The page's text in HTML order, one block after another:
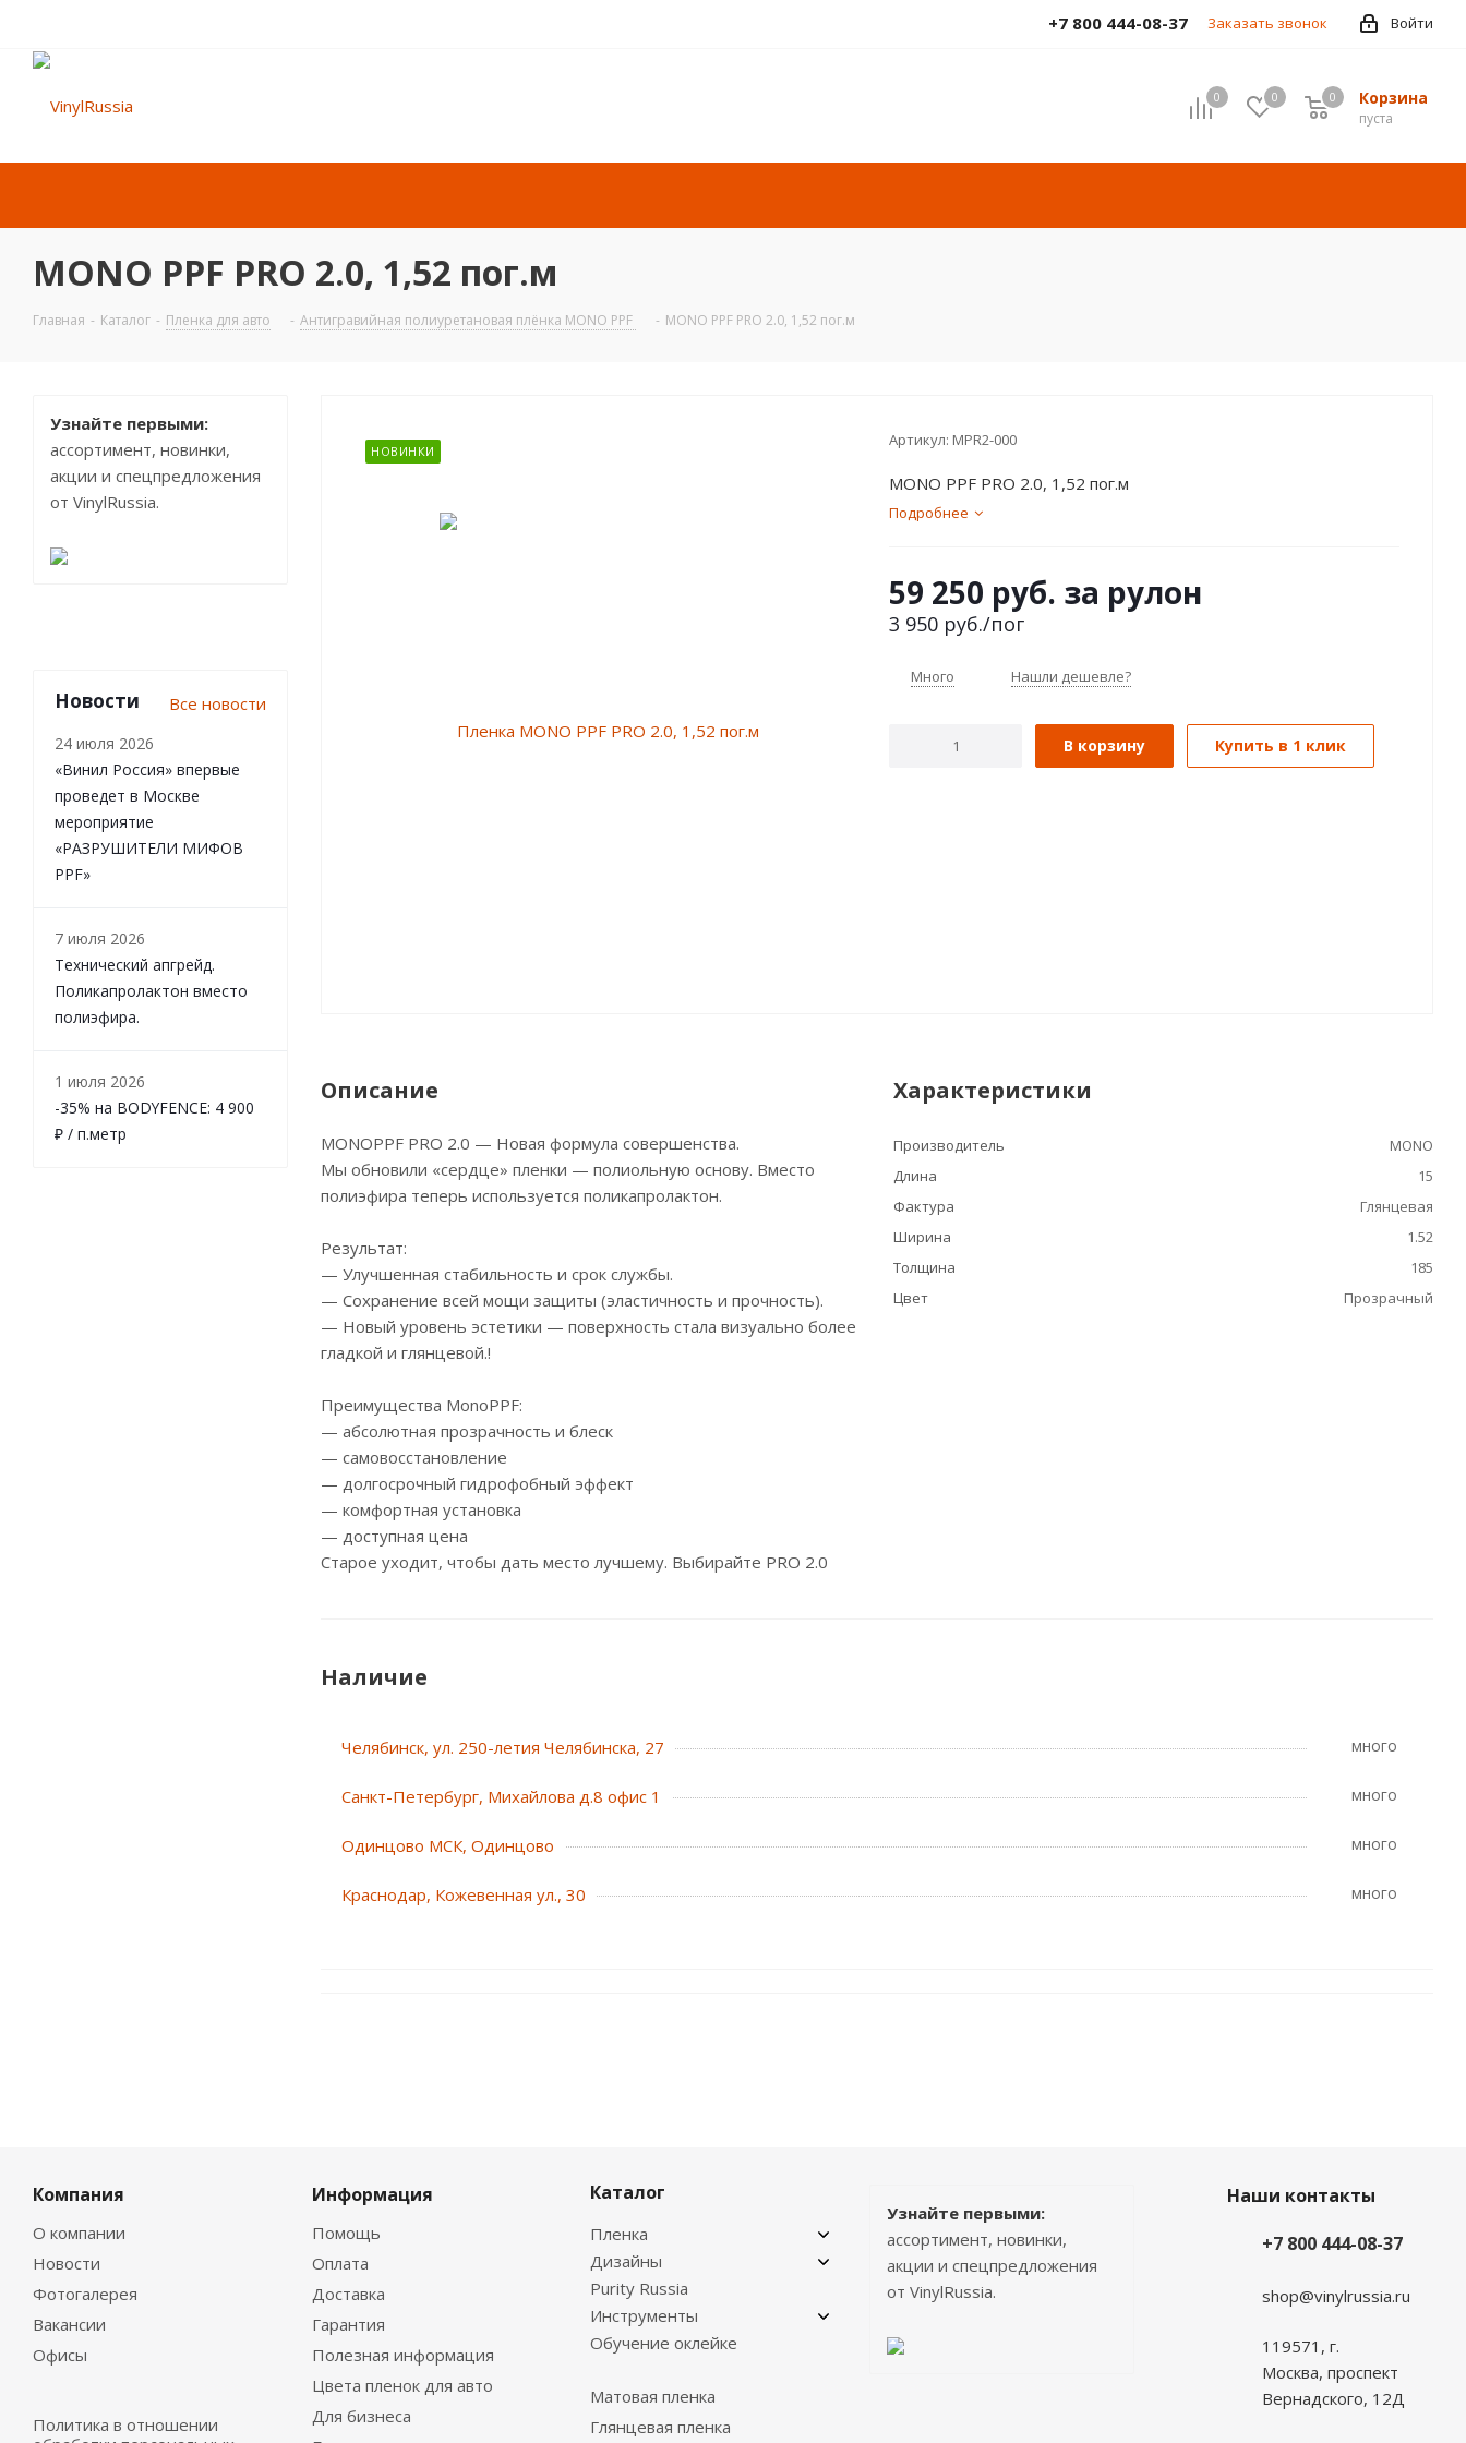
Войти
+7 800 444-08-37 Заказать звонок
0 0 Корзина
пуста
0
MONO PPF PRO 2.0, 1,52 пог.м
Главная - Каталог - Пленка для авто - Антигравийная полиуретановая плёнка MONO PPF - MONO PPF PRO 2.0, 1,52 пог.м
НОВИНКИ
Артикул: MPR2-000
MONO PPF PRO 2.0, 1,52 пог.м
Подробнее
59 250 руб. за рулон
3 950 руб./пог
Много Нашли дешевле?
В корзину Купить в 1 клик
Описание
MONOPPF PRO 2.0 — Новая формула совершенства.
Мы обновили «сердце» пленки — полиольную основу. Вместо
полиэфира теперь используется поликапролактон.
Результат:
— Улучшенная стабильность и срок службы.
— Сохранение всей мощи защиты (эластичность и прочность).
— Новый уровень эстетики — поверхность стала визуально более
гладкой и глянцевой.!
Преимущества MonoPPF:
— абсолютная прозрачность и блеск
— самовосстановление
— долгосрочный гидрофобный эффект
— комфортная установка
— доступная цена
Старое уходит, чтобы дать место лучшему. Выбирайте PRO 2.0
Характеристики
Производитель
MONO
Длина
15
Фактура
Глянцевая
Ширина
1.52
Толщина
185
Цвет
Прозрачный
Наличие
Челябинск, ул. 250-летия Челябинска, 27 Много
Санкт-Петербург, Михайлова д.8 офис 1 Много
Одинцово МСК, Одинцово Много
Краснодар, Кожевенная ул., 30 Много
Узнайте первыми:
ассортимент, новинки,
акции и спецпредложения
от VinylRussia.
Новости Все новости
24 июля 2026
«Винил Россия» впервые
проведет в Москве
мероприятие
«РАЗРУШИТЕЛИ МИФОВ
PPF»
7 июля 2026
Технический апгрейд.
Поликапролактон вместо
полиэфира.
1 июля 2026
-35% на BODYFENCE: 4 900
₽ / п.метр
Компания
О компании
Новости
Фотогалерея
Вакансии
Офисы
Политика в отношении
Информация
Помощь
Оплата
Доставка
Гарантия
Полезная информация
Цвета пленок для авто
Для бизнеса
Каталог
Пленка
Дизайны
Purity Russia
Инструменты
Обучение оклейке
Матовая пленка
Глянцевая пленка
Узнайте первыми:
ассортимент, новинки,
акции и спецпредложения
от VinylRussia.
Наши контакты
+7 800 444-08-37
shop@vinylrussia.ru
119571,г.
Москва, проспект
Вернадского, 12Д